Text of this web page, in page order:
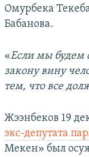
Омурбека
Бабанова.
«Если мы будем
закону вину
тем, что все
Жээнбеков 19
экс-депутата
Мекен» был